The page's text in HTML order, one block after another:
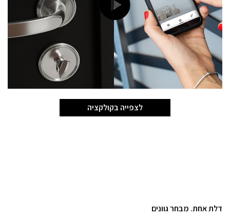
לצפייה בקולקציה
דלת אחת. מבחר גוונים